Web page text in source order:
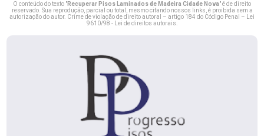
O conteúdo do texto "Recuperar Pisos Laminados de Madeira Cidade Nova" é de direito
reservado. Sua reprodução, parcial ou total, mesmo citando nossos links, é proibida sem a
autorização do autor. Crime de violação de direito autoral – artigo 184 do Código Penal –
Lei
9610/98 - Lei de direitos autorais